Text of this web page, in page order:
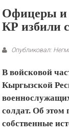
Офицеры и
КР избили
Опубликовал:
В войсковой
Кыргызской
солдат. Об этом
собственные